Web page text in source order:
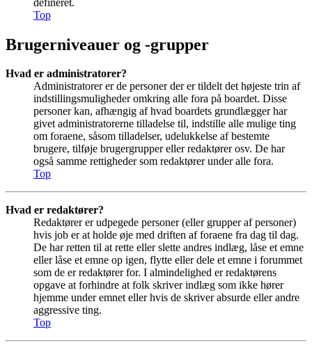
Top
Brugerniveauer og -grupper
Hvad er administratorer?
Administratorer er de personer der er tildelt det højeste trin af
indstillingsmuligheder omkring alle fora på boardet. Disse
personer kan, afhængig af hvad boardets grundlægger har
givet administratorerne tilladelse til, indstille alle mulige ting
om foraene, såsom tilladelser, udelukkelse af bestemte
brugere, tilføje brugergrupper eller redaktører osv. De har
også samme rettigheder som redaktører under alle fora.
Top
Hvad er redaktører?
Redaktører er udpegede personer (eller grupper af personer)
hvis job er at holde øje med driften af foraene fra dag til dag.
De har retten til at rette eller slette andres indlæg, låse et emne
eller låse et emne op igen, flytte eller dele et emne i forummet
som de er redaktører for. I almindelighed er redaktørens
opgave at forhindre at folk skriver indlæg som ikke hører
hjemme under emnet eller hvis de skriver absurde eller andre
aggressive ting.
Top